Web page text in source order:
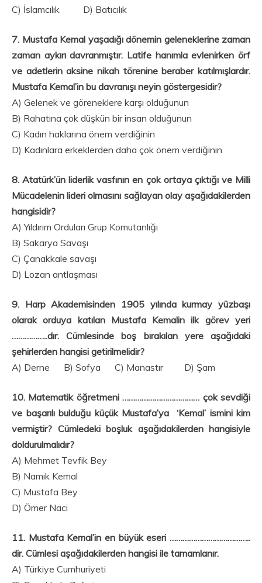
C) İslamcılık D) Batıcılık
7. Mustafa Kemal yaşadığı dönemin geleneklerine zaman
zaman aykırı davranmıştır. Latife hanımla evlenirken örf
ve adetlerin aksine nikah törenine beraber katılmışlardır.
Mustafa Kemal’in bu davranışı neyin göstergesidir?
A) Gelenek ve göreneklere karşı olduğunun
B) Rahatına çok düşkün bir insan olduğunun
C) Kadın haklarına önem verdiğinin
D) Kadınlara erkeklerden daha çok önem verdiğinin
8. Atatürk’ün liderlik vasfının en çok ortaya çıktığı ve Milli
Mücadelenin lideri olmasını sağlayan olay aşağıdakilerden
hangisidir?
A) Yıldırım Orduları Grup Komutanlığı
B) Sakarya Savaşı
C) Çanakkale savaşı
D) Lozan antlaşması
9. Harp Akademisinden 1905 yılında kurmay yüzbaşı
olarak orduya katılan Mustafa Kemalin ilk görev yeri
……………..dır. Cümlesinde boş bırakılan yere aşağıdaki
şehirlerden hangisi getirilmelidir?
A) Derne B) Sofya C) Manastır D) Şam
10. Matematik öğretmeni ……………………………… çok sevdiği
ve başarılı bulduğu küçük Mustafa’ya ‘Kemal’ ismini kim
vermiştir? Cümledeki boşluk aşağıdakilerden hangisiyle
doldurulmalıdır?
A) Mehmet Tevfik Bey
B) Namık Kemal
C) Mustafa Bey
D) Ömer Naci
11. Mustafa Kemal’in en büyük eseri ………………………………..
dir. Cümlesi aşağıdakilerden hangisi ile tamamlanır.
A) Türkiye Cumhuriyeti